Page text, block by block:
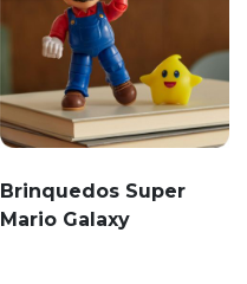
Brinquedos Super
Mario Galaxy